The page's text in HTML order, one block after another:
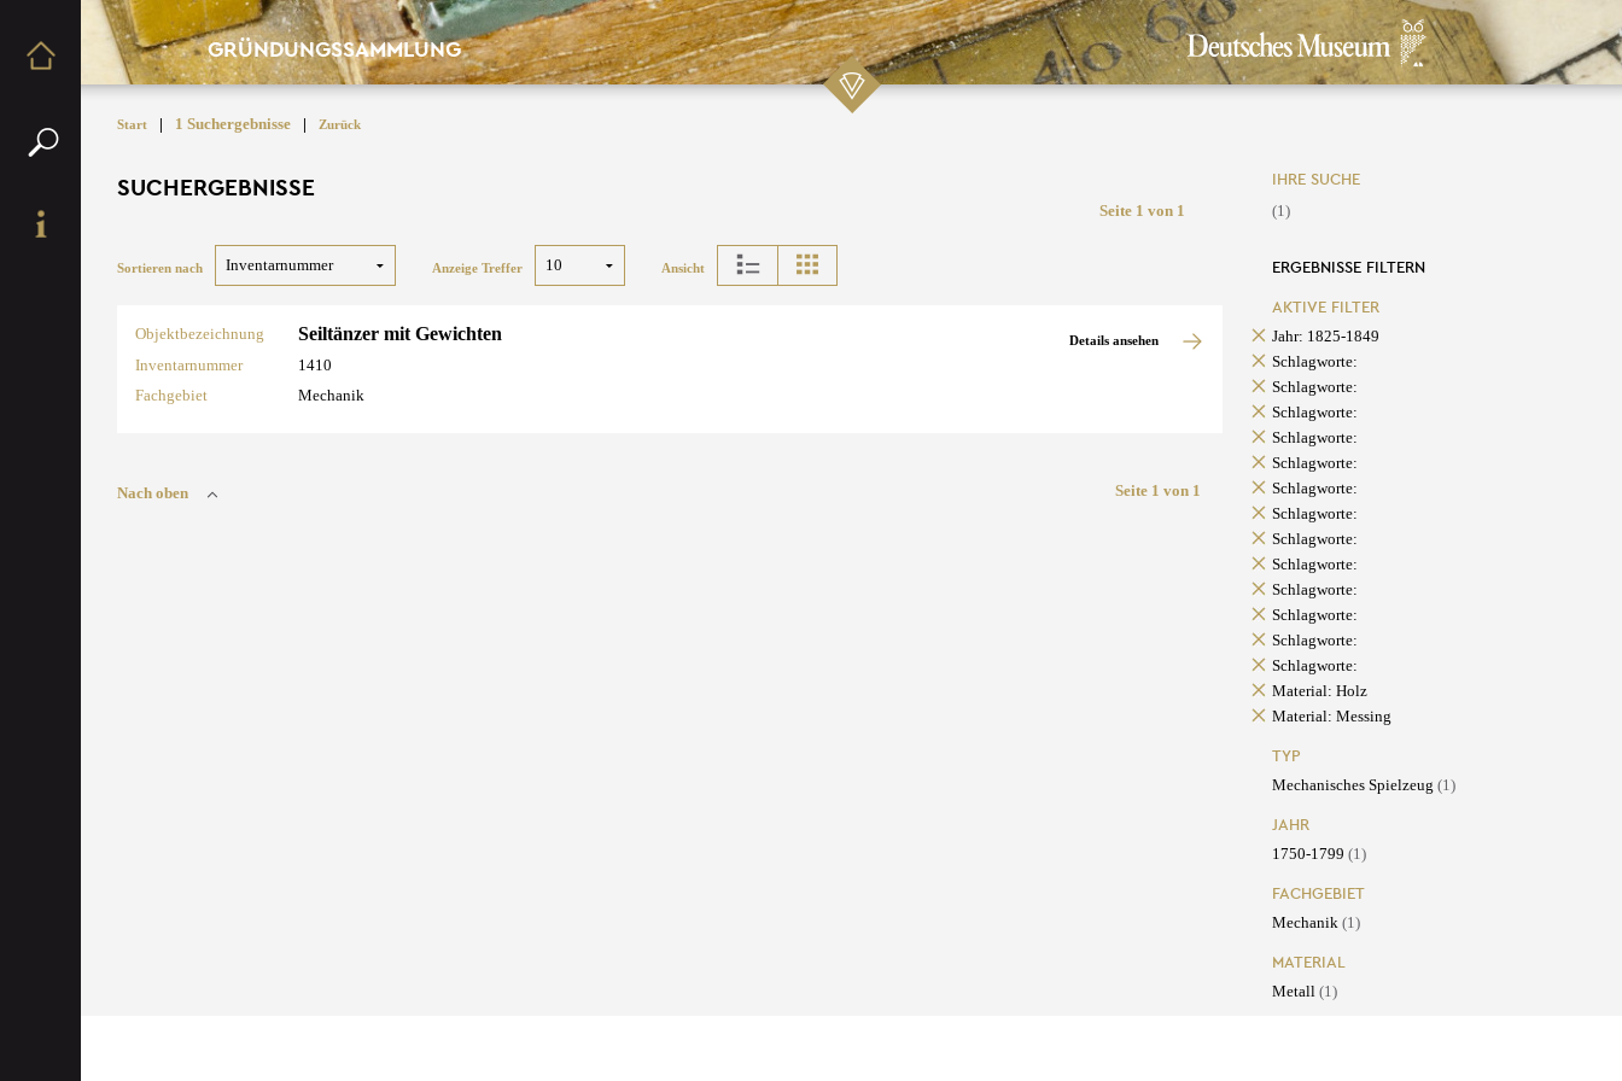
GRÜNDUNGSSAMMLUNG
Start | 1 Suchergebnisse | Zurück
SUCHERGEBNISSE
Seite 1 von 1
Sortieren nach Anzeige Treffer Ansicht
Objektbezeichnung Seiltänzer mit Gewichten
Inventarnummer
1410
Fachgebiet
Mechanik
Details ansehen
Nach oben Seite 1 von 1
IHRE SUCHE
(1)
ERGEBNISSE FILTERN
AKTIVE FILTER
Jahr: 1825-1849
Schlagworte:
Schlagworte:
Schlagworte:
Schlagworte:
Schlagworte:
Schlagworte:
Schlagworte:
Schlagworte:
Schlagworte:
Schlagworte:
Schlagworte:
Schlagworte:
Schlagworte:
Material: Holz
Material: Messing
TYP
Mechanisches Spielzeug (1)
JAHR
1750-1799 (1)
FACHGEBIET
Mechanik (1)
MATERIAL
Metall (1)